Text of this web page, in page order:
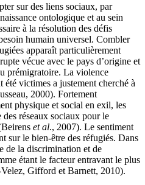
sur des liens sociaux, par
ontologique et au sein
à la résolution des défis
humain universel. Combler
apparaît particulièrement
vécue avec le pays d’origine et
prémigratoire. La violence
été victimes a justement cherché à
2000). Fortement
physique et social en exil, les
réseaux sociaux pour le
et al., 2007). Le sentiment
sur le bien-être des réfugiés. Dans
de la discrimination et de
étant le facteur entravant le plus
Gifford et Barnett, 2010).